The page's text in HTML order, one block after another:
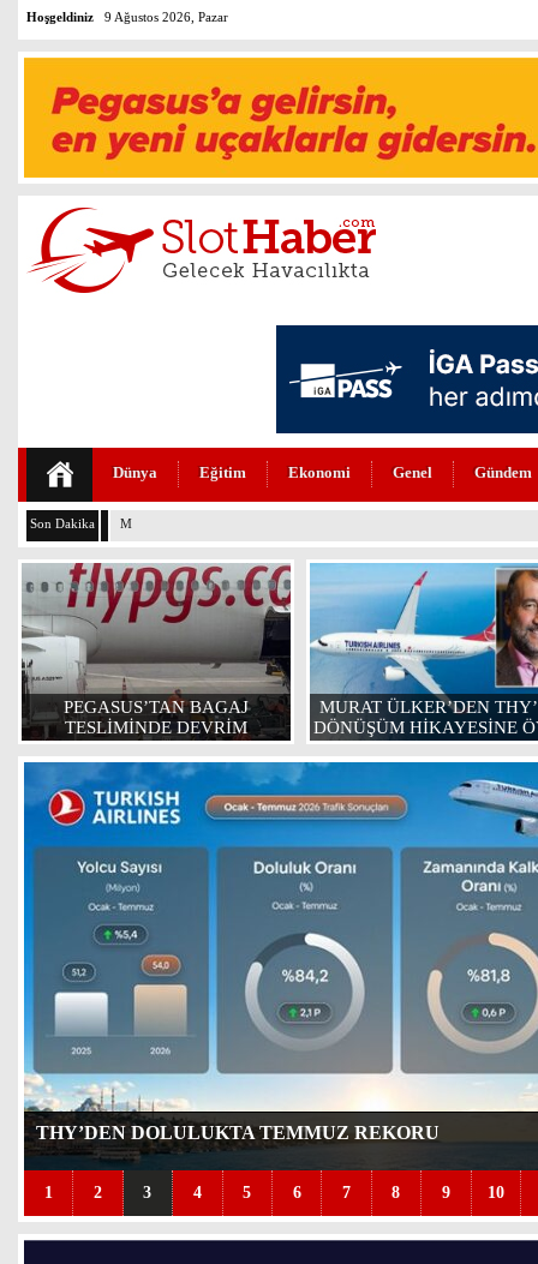
Hoşgeldiniz 9 Ağustos 2026, Pazar
Dünya Eğitim Ekonomi Genel Gündem
Son Dakika MURAT ÜLKER’DEN THY’NİN DÖNÜŞÜM HİKAYESİNE ÖVGÜ
PEGASUS’TAN BAGAJ
TESLİMİNDE DEVRİM
MURAT ÜLKER’DEN
DÖNÜŞÜM HİKAYESİNE
THY’DEN DOLULUKTA TEMMUZ REKORU
1 2 3 4 5 6 7 8 9 10